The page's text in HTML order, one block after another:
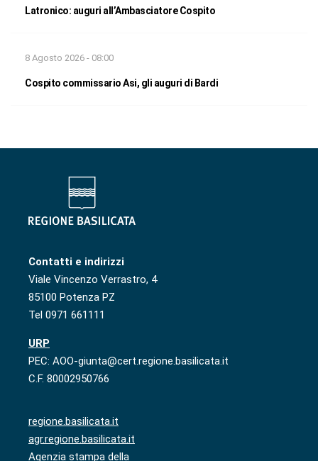
Latronico: auguri all’Ambasciatore Cospito
8 Agosto 2026 - 08:00
Cospito commissario Asi, gli auguri di Bardi
Contatti e indirizzi
Viale Vincenzo Verrastro, 4
85100 Potenza PZ
Tel 0971 661111
URP
PEC: AOO-giunta@cert.regione.basilicata.it
C.F. 80002950766
regione.basilicata.it
agr.regione.basilicata.it
Agenzia stampa della